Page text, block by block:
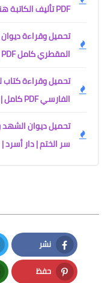
PDF تأليف الكاتبة هناء العوامي | دار أسرد |
تحميل وقراءة
المقطري كامل PDF | دار أسرد |
تحميل وقراءة
الفارسي PDF كامل | دار أسرد |
سر الختم | دار أسرد |
نشر
Facebook
حفظ